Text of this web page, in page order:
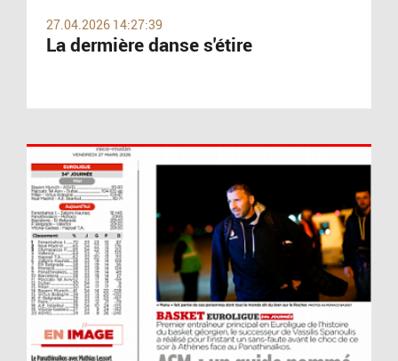
27.04.2026 14:27:39
La dermière danse s'étire